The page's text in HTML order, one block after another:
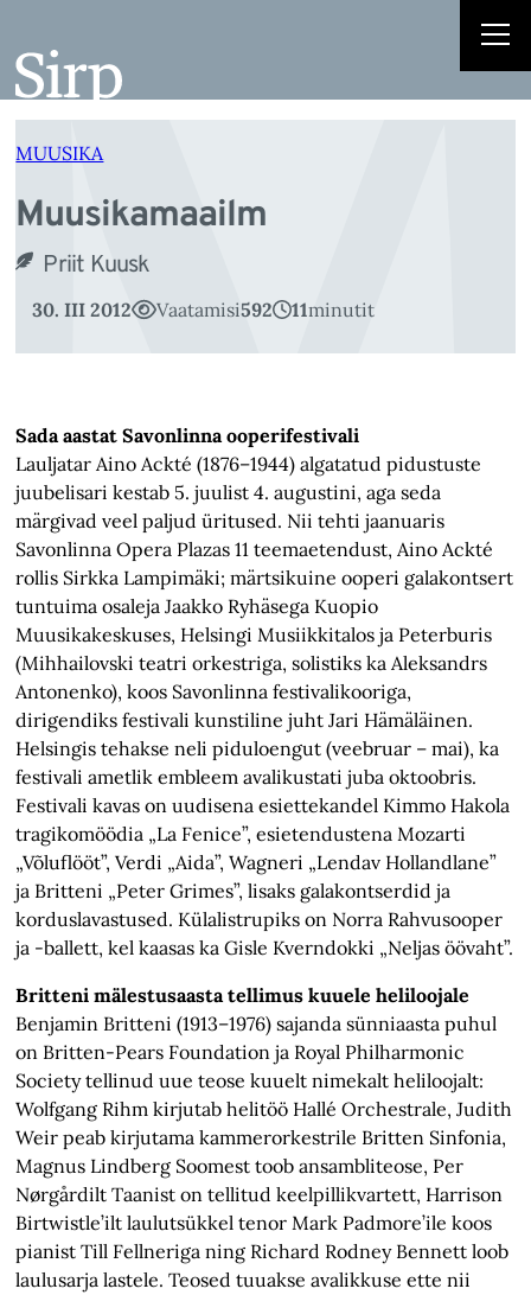
juurde
MUUSIKA
Muusikamaailm
Priit Kuusk
30. III 2012 Vaatamisi592 11minutit
Sada aastat Savonlinna ooperifestivali
Lauljatar Aino Ackté (1876–1944) algatatud pidustuste
juubelisari kestab 5. juulist 4. augustini, aga seda
märgivad veel paljud üritused. Nii tehti jaanuaris
Savonlinna Opera Plazas 11 teemaetendust, Aino Ackté
rollis Sirkka Lampimäki; märtsikuine ooperi galakontsert
tuntuima osaleja Jaakko Ryhäsega Kuopio
Muusikakeskuses, Helsingi Musiikkitalos ja Peterburis
(Mihhailovski teatri orkestriga, solistiks ka Aleksandrs
Antonenko), koos Savonlinna festivalikooriga,
dirigendiks festivali kunstiline juht Jari Hämäläinen.
Helsingis tehakse neli piduloengut (veebruar – mai), ka
festivali ametlik embleem avalikustati juba oktoobris.
Festivali kavas on uudisena esiettekandel Kimmo Hakola
tragikomöödia „La Fenice”, esietendustena Mozarti
„Võluflööt”, Verdi „Aida”, Wagneri „Lendav Hollandlane”
ja Britteni „Peter Grimes”, lisaks galakontserdid ja
korduslavastused. Külalistrupiks on Norra Rahvusooper
ja -ballett, kel kaasas ka Gisle Kverndokki „Neljas öövaht”.
Britteni mälestusaasta tellimus kuuele heliloojale
Benjamin Britteni (1913–1976) sajanda sünniaasta puhul
on Britten-Pears Foundation ja Royal Philharmonic
Society tellinud uue teose kuuelt nimekalt heliloojalt:
Wolfgang Rihm kirjutab helitöö Hallé Orchestrale, Judith
Weir peab kirjutama kammerorkestrile Britten Sinfonia,
Magnus Lindberg Soomest toob ansambliteose, Per
Nørgårdilt Taanist on tellitud keelpillikvartett, Harrison
Birtwistle’ilt laulutsükkel tenor Mark Padmore’ile koos
pianist Till Fellneriga ning Richard Rodney Bennett loob
laulusarja lastele. Teosed tuuakse avalikkuse ette nii